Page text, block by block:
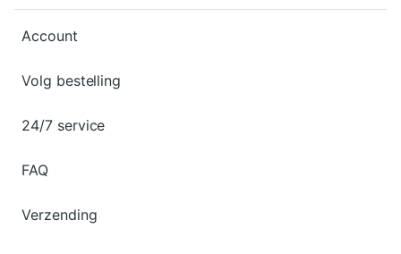
Account
Volg bestelling
24/7 service
FAQ
Verzending